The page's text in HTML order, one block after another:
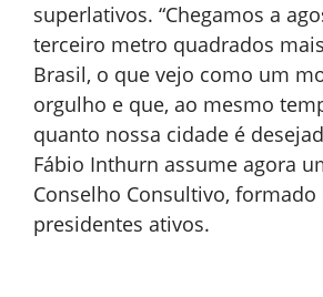
superlativos. “Chegamos a
terceiro metro quadrados
Brasil, o que vejo como um
orgulho e que, ao mesmo
quanto nossa cidade é
Fábio Inthurn assume agora
Conselho Consultivo, formado
presidentes ativos.